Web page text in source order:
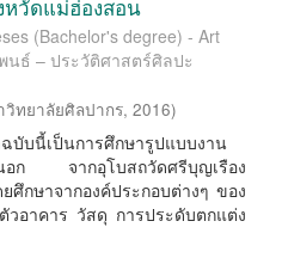
หวัดแม่ฮ่องสอน
(Bachelor's degree) - Art
นธ์ – ประวัติศาสตร์ศิลปะ
วิทยาลัยศิลปากร,2016)
บับนี้เป็นการศึกษารูปแบบงาน
นอก จากอุโบสถวัดศรีบุญเรือง
ศึกษาจากองค์ประกอบต่างๆ ของ
อาคาร วัสดุ การประดับตกแต่ง